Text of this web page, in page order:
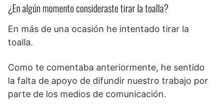
¿En algún momento consideraste tirar la toalla?
En más de una ocasión he intentado tirar la
toalla.
Como te comentaba anteriormente, he sentido
la falta de apoyo de difundir nuestro trabajo por
parte de los medios de comunicación.